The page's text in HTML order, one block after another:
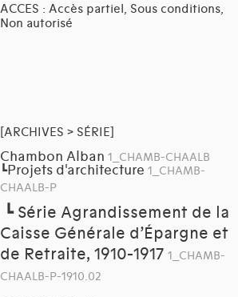
ACCES : Accès partiel, Sous conditions,
Non autorisé
[ARCHIVES > SÉRIE]
Chambon Alban 1_CHAMB-CHAALB
┗Projets d'architecture 1_CHAMB-
CHAALB-P
┗ Série Agrandissement de la
Caisse Générale d’Épargne et
de Retraite, 1910-1917 1_CHAMB-
CHAALB-P-1910.02